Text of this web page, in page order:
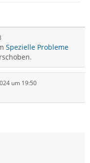
Spezielle Probleme
um 19:50